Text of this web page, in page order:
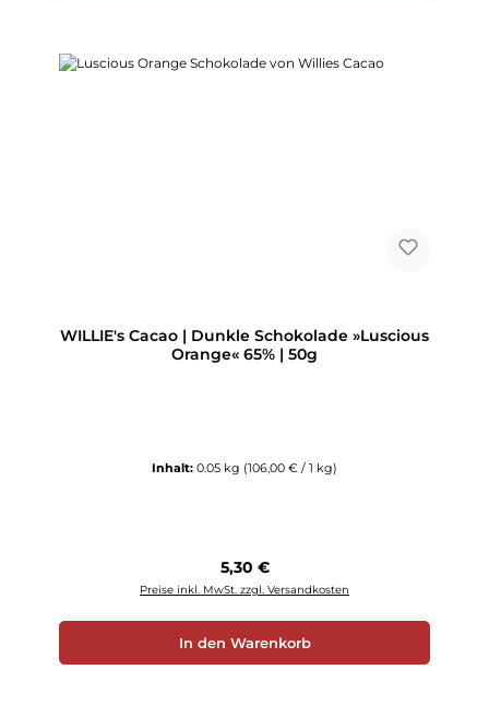
WILLIE's Cacao | Dunkle Schokolade »Luscious
Orange« 65% | 50g
Inhalt: 0.05 kg (106,00 € / 1 kg)
Regulärer Preis:
5,30 €
Preise inkl. MwSt. zzgl. Versandkosten
In den Warenkorb